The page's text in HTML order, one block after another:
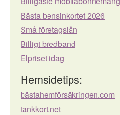
Bästa bensinkortet 2026
Små företagslån
Billigt bredband
Elpriset idag
Hemsidetips:
bästahemförsäkringen.com
tankkort.net